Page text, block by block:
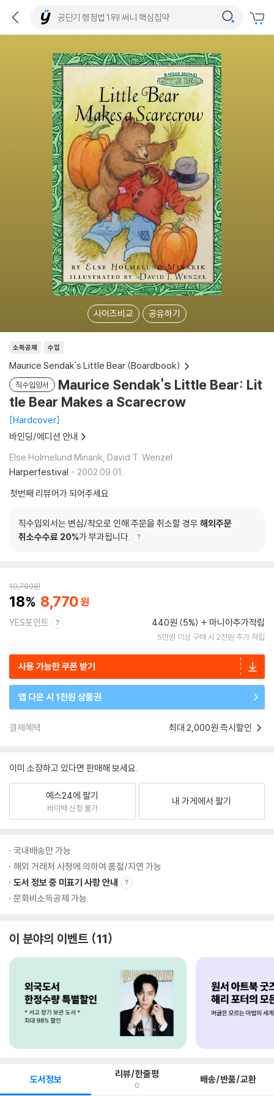
사이즈비교 공유하기
소득공제 수입
Maurice Sendak's Little Bear (Boardbook)
직수입양서
Maurice Sendak's Little Bear: Lit
tle Bear Makes a Scarecrow
Hardcover
바인딩/에디션 안내
Else Holmelund Minarik, David T. Wenzel
Harperfestival
2002.09.01.
첫번째 리뷰어가 되어주세요
직수입외서는 변심/착오로 인해 주문을 취소할 경우 해외주문
취소수수료 20%가 부과됩니다.
10,700원
18 8,770
YES포인트 440원 (5%) 마니아추가적립
5만원 이상 구매 시 2천원 추가 적립
사용 가능한 쿠폰 받기
앱 다운 시 1천원 상품권
결제혜택 최대 2,000원 즉시할인
이미 소장하고 있다면 판매해 보세요.
예스24에 팔기
바이백 신청 불가
내 가게에서 팔기
국내배송만 가능
해외 거래처 사정에 의하여 품절/지연 가능
도서 정보 중 미표기 사항 안내
문화비소득공제 가능
이 분야의 이벤트 11
도서정보 리뷰/한줄평
0 배송/반품/교환